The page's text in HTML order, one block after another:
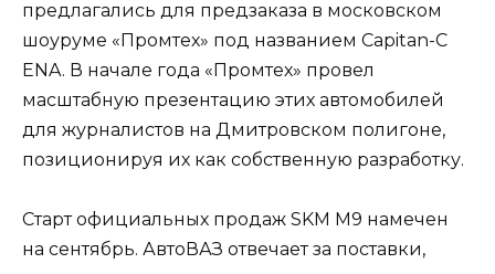
предлагались для предзаказа в московском
шоуруме «Промтех» под названием Capitan-C
ENA. В начале года «Промтех» провел
масштабную презентацию этих автомобилей
для журналистов на Дмитровском полигоне,
позиционируя их как собственную разработку.
Старт официальных продаж SKM M9 намечен
на сентябрь. АвтоВАЗ отвечает за поставки,